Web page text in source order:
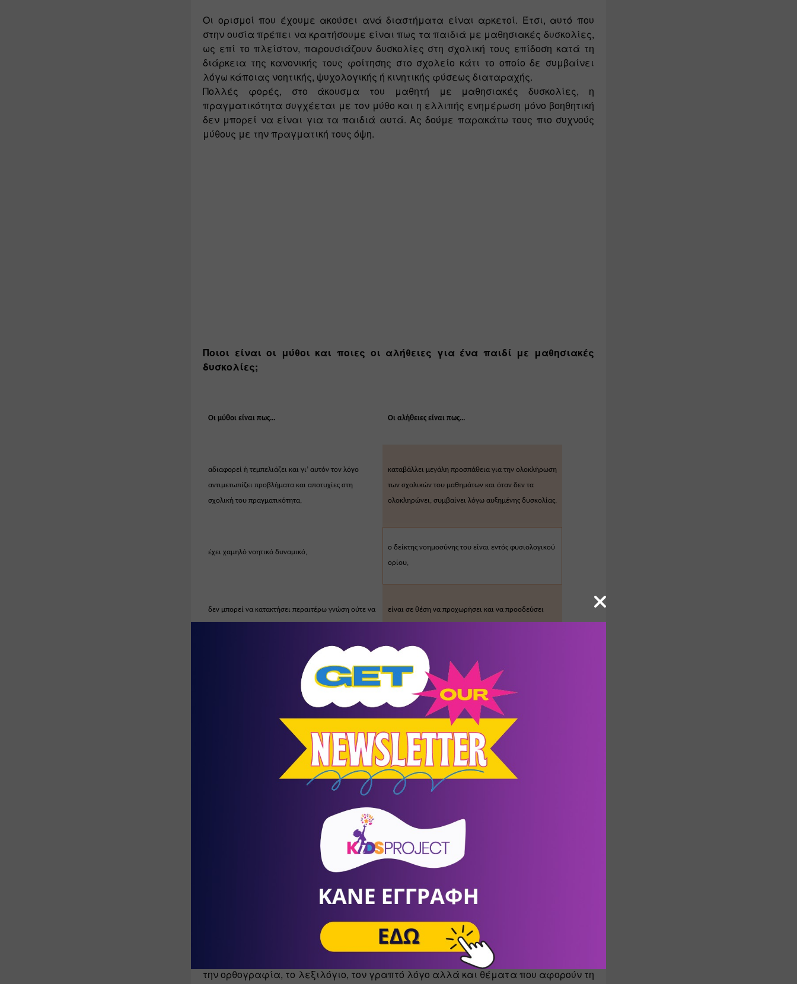
Oι ορισμοί που έχουμε ακούσει ανά διαστήματα είναι αρκετοί. Έτσι, αυτό που
στην ουσία πρέπει να κρατήσουμε είναι πως τα παιδιά με μαθησιακές δυσκολίες,
ως επί το πλείστον, παρουσιάζουν δυσκολίες στη σχολική τους επίδοση κατά τη
διάρκεια της κανονικής τους φοίτησης στο σχολείο κάτι το οποίο δε συμβαίνει
λόγω κάποιας νοητικής, ψυχολογικής ή κινητικής φύσεως διαταραχής.
Πολλές φορές, στο άκουσμα του μαθητή με μαθησιακές δυσκολίες, η
πραγματικότητα συγχέεται με τον μύθο και η ελλιπής ενημέρωση μόνο βοηθητική
δεν μπορεί να είναι για τα παιδιά αυτά. Ας δούμε παρακάτω τους πιο συχνούς
μύθους με την πραγματική τους όψη.
Ποιοι είναι οι μύθοι και ποιες οι αλήθειες για ένα παιδί με μαθησιακές
δυσκολίες;
Οι μύθοι είναι πως... Οι αλήθειες είναι πως...
αδιαφορεί ή τεμπελιάζει και γι’ αυτόν τον λόγο
αντιμετωπίζει προβλήματα και αποτυχίες στη
σχολική του πραγματικότητα,
καταβάλλει μεγάλη προσπάθεια για την ολοκλήρωση
των σχολικών του μαθημάτων και όταν δεν τα
ολοκληρώνει, συμβαίνει λόγω αυξημένης δυσκολίας,
έχει χαμηλό νοητικό δυναμικό,
ο δείκτης νοημοσύνης του είναι εντός φυσιολογικού
ορίου,
δεν μπορεί να κατακτήσει περαιτέρω γνώση ούτε να
είναι σε θέση να προχωρήσει και να προοδεύσει
οι δυσκολίες του είναι απόρροια ακατάλληλης
η ακατάλληλη διδασκαλία μπορεί να επιδεινώσει το
πρόβλημα αλλά σε καμία περίπτωση δεν το
προκαλεί,
αντιμετωπίζει προβλήματα μόνο στα μαθήματα του
πολλές φορές αντιμετωπίζει κοινωνικο-
συναισθηματικού τύπου δυσκολίες λόγω των
συνεχών, άκαρπων προσπαθειών του ή λόγω
γνωστικών λειτουργιών.
Πώς μπορεί να βοηθηθεί ένα παιδί με μαθησιακές δυσκολίες;
Ξεκινώντας με βάση τη σωστή ενημέρωση για τον ιδιαίτερο
, γονείς και εκπαιδευτικοί μπορούν να βοηθήσουν σημαντικά στην
Η εφαρμογή των κατάλληλων στρατηγικών και μεθόδων για την υποστήριξή του
κρίνεται αναγκαία, ιδιαίτερα σε τομείς που αφορούν την ανάγνωση, τη γραφή,
την ορθογραφία, το λεξιλόγιο, τον γραπτό λόγο αλλά και θέματα που αφορούν τη